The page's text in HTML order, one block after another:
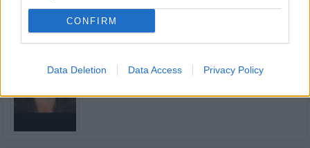
CONFIRM
Data Deletion Data Access Privacy Policy
Říká o mně: